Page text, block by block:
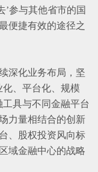
’参与其他省市的国
便捷有效的途径之
深化业务布局，坚
、平台化、规模
具与不同金融平台
力量相结合的创新
、股权投资风向标
域金融中心的战略